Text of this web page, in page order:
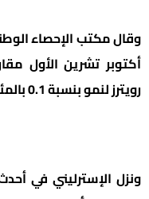
أكتوبر تشرين الأول
رويترز لنمو بنسبة 0.1 بالمئة.